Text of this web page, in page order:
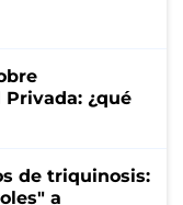
¿qué
de triquinosis:
a